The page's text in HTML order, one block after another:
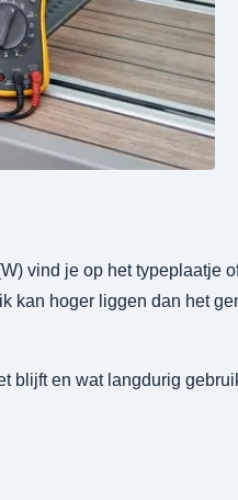
vind je op het typeplaatje
kan hoger liggen dan het
blijft en wat langdurig